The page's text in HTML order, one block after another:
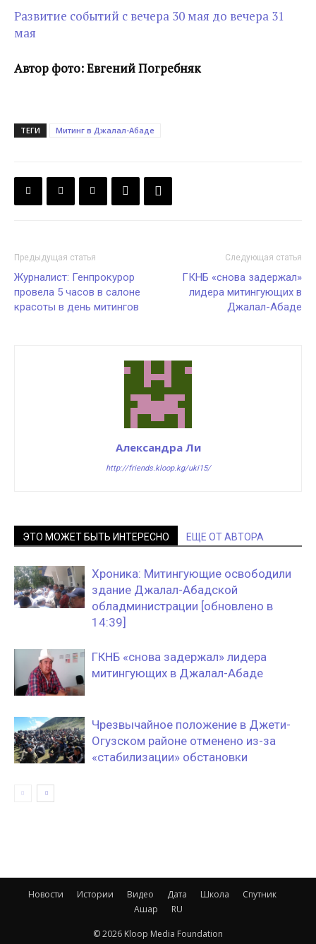
Развитие событий с вечера 30 мая до вечера 31
мая
Автор фото: Евгений Погребняк
ТЕГИ Митинг в Джалал-Абаде
Предыдущая статья
Журналист: Генпрокурор
провела 5 часов в салоне
красоты в день митингов
Следующая статья
ГКНБ «снова задержал»
лидера митингующих в
Джалал-Абаде
Александра Ли
http://friends.kloop.kg/uki15/
ЭТО МОЖЕТ БЫТЬ ИНТЕРЕСНО ЕЩЕ ОТ АВТОРА
Хроника: Митингующие освободили
здание Джалал-Абадской
обладминистрации [обновлено в
14:39]
ГКНБ «снова задержал» лидера
митингующих в Джалал-Абаде
Чрезвычайное положение в Джети-
Огузском районе отменено из-за
«стабилизации» обстановки
Новости Истории Видео Дата Школа
Спутник
Ашар
RU
© 2026 Kloop Media Foundation